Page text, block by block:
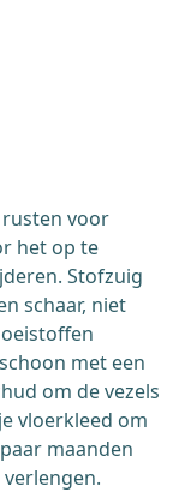
rusten voor
het op te
Stofzuig
schaar, niet
met een
om de vezels
vloerkleed om
maanden